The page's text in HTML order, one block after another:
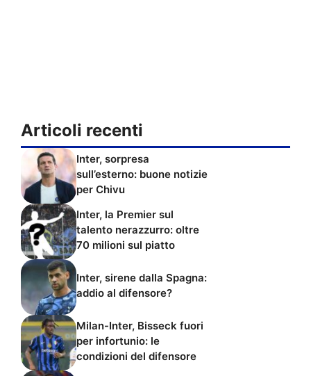
Articoli recenti
Inter, sorpresa
sull’esterno: buone notizie
per Chivu
Inter, la Premier sul
talento nerazzurro: oltre
70 milioni sul piatto
Inter, sirene dalla Spagna:
addio al difensore?
Milan-Inter, Bisseck fuori
per infortunio: le
condizioni del difensore